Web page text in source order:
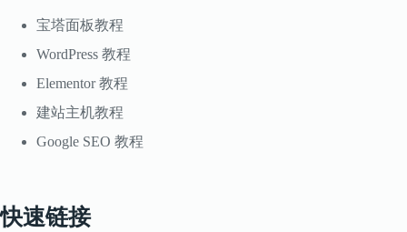
宝塔面板教程
WordPress 教程
Elementor 教程
建站主机教程
Google SEO 教程
快速链接